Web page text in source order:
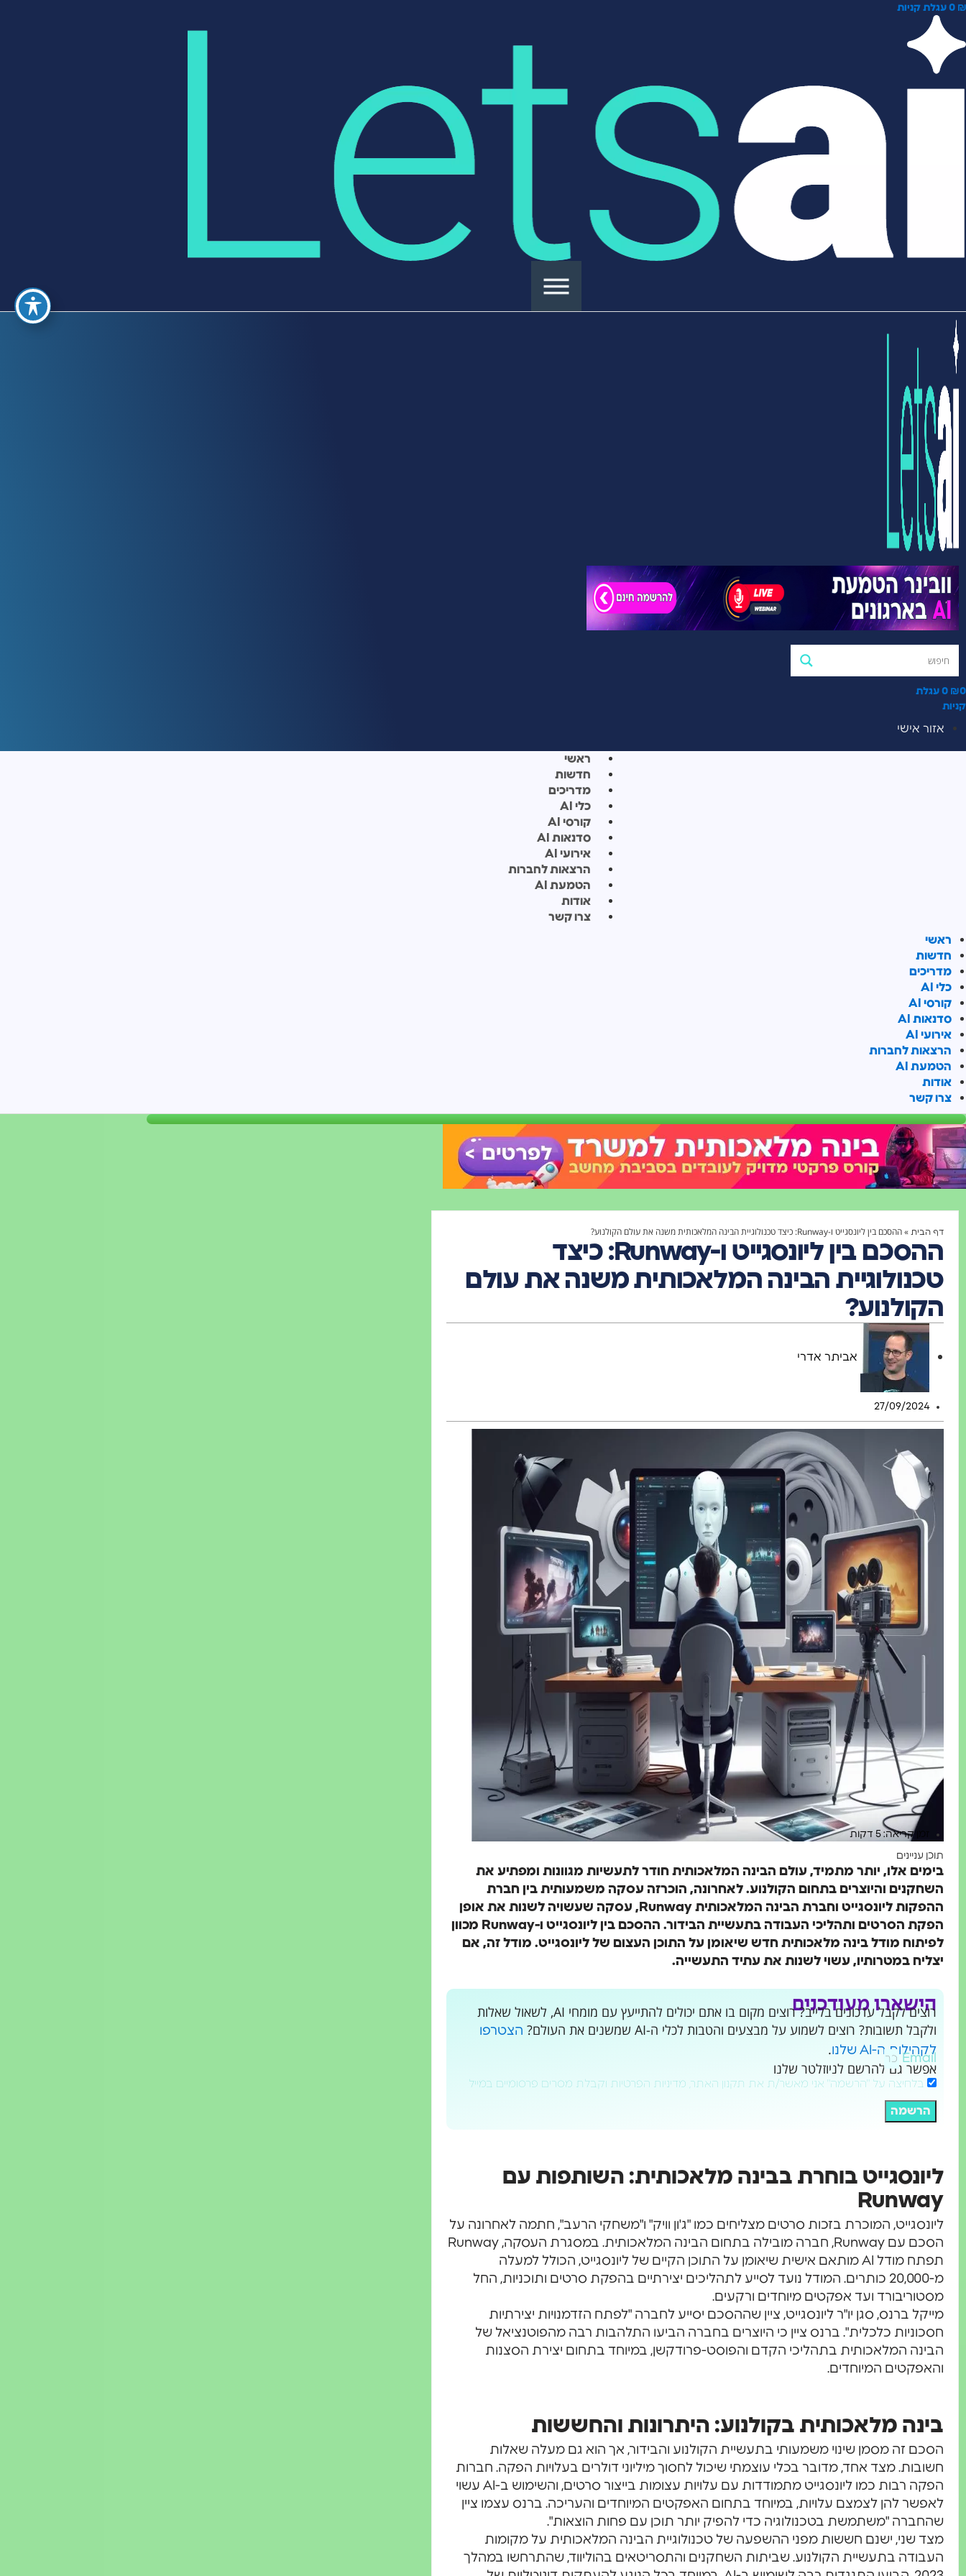
₪
0 עגלת קניות
₪0
0 עגלת
קניות
אזור אישי
ראשי
חדשות
מדריכים
כלי AI
קורסי AI
סדנאות AI
אירועי AI
הרצאות לחברות
הטמעת AI
אודות
צרו קשר
ראשי
חדשות
מדריכים
כלי AI
קורסי AI
סדנאות AI
אירועי AI
הרצאות לחברות
הטמעת AI
אודות
צרו קשר
דף הבית »ההסכם בין ליונסגייט ו-Runway: כיצד טכנולוגיית הבינה המלאכותית משנה את עולם הקולנוע?
ההסכם בין ליונסגייט ו-Runway: כיצד
טכנולוגיית הבינה המלאכותית משנה את עולם
הקולנוע?
אביתר אדרי
27/09/2024
זמן קריאה: 5 דקות
תוכן עניינים
בימים אלו, יותר מתמיד, עולם הבינה המלאכותית חודר לתעשיות מגוונות ומפתיע את
השחקנים והיוצרים בתחום הקולנוע. לאחרונה, הוכרזה עסקה משמעותית בין חברת
ההפקות ליונסגייט וחברת הבינה המלאכותית Runway, עסקה שעשויה לשנות את אופן
הפקת הסרטים ותהליכי העבודה בתעשיית הבידור. ההסכם בין ליונסגייט ו-Runway מכוון
לפיתוח מודל בינה מלאכותית חדש שיאומן על התוכן העצום של ליונסגייט. מודל זה, אם
יצליח במטרותיו, עשוי לשנות את עתיד התעשייה.
הישארו מעודכנים
רוצים לקבל עדכונים בלייב? רוצים מקום בו אתם יכולים להתייעץ עם מומחי AI, לשאול שאלות
ולקבל תשובות? רוצים לשמוע על מבצעים והטבות לכלי ה-AI שמשנים את העולם?
הצטרפו
לקהילות ה-AI שלנו
.
אפשר גם להרשם לניוזלטר שלנו
Email
בלחיצה על "הרשמה" אני מאשר/ת את תקנון האתר, מדיניות הפרטיות וקבלת מסרים פרסומיים במייל
הרשמה
ליונסגייט בוחרת בבינה מלאכותית: השותפות עם
Runway
ליונסגייט, המוכרת בזכות סרטים מצליחים כמו "ג'ון וויק" ו"משחקי הרעב", חתמה לאחרונה על
הסכם עם Runway, חברה מובילה בתחום הבינה המלאכותית. במסגרת העסקה, Runway
תפתח מודל AI מותאם אישית שיאומן על התוכן הקיים של ליונסגייט, הכולל למעלה
מ-20,000 כותרים. המודל נועד לסייע לתהליכים יצירתיים בהפקת סרטים ותוכניות, החל
מסטוריבורד ועד אפקטים מיוחדים ורקעים.
מייקל ברנס, סגן יו"ר ליונסגייט, ציין שההסכם יסייע לחברה "לפתח הזדמנויות יצירתיות
חסכוניות כלכלית". ברנס ציין כי היוצרים בחברה הביעו התלהבות רבה מהפוטנציאל של
הבינה המלאכותית בתהליכי הקדם והפוסט-פרודקשן, במיוחד בתחום יצירת הסצנות
והאפקטים המיוחדים.
בינה מלאכותית בקולנוע: היתרונות והחששות
הסכם זה מסמן שינוי משמעותי בתעשיית הקולנוע והבידור, אך הוא גם מעלה שאלות
חשובות. מצד אחד, מדובר בכלי עוצמתי שיכול לחסוך מיליוני דולרים בעלויות הפקה. חברות
הפקה רבות כמו ליונסגייט מתמודדות עם עלויות עצומות בייצור סרטים, והשימוש ב-AI עשוי
לאפשר להן לצמצם עלויות, במיוחד בתחום האפקטים המיוחדים והעריכה. ברנס עצמו ציין
שהחברה "משתמשת בטכנולוגיה כדי להפיק יותר תוכן עם פחות הוצאות".
מצד שני, ישנם חששות מפני ההשפעה של טכנולוגיית הבינה המלאכותית על מקומות
העבודה בתעשיית הקולנוע. שביתות השחקנים והתסריטאים בהוליווד, שהתרחשו במהלך